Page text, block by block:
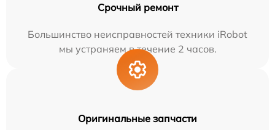
Срочный ремонт
Большинство неисправностей техники iRobot
мы устраняем в течение 2 часов.
Оригинальные запчасти